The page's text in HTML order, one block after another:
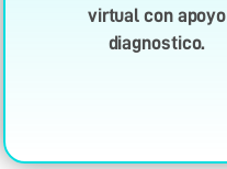
virtual con apoyo
diagnostico.